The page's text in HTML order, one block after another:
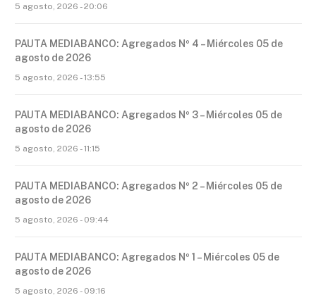
5 agosto, 2026 - 20:06
PAUTA MEDIABANCO: Agregados Nº 4 – Miércoles 05 de
agosto de 2026
5 agosto, 2026 - 13:55
PAUTA MEDIABANCO: Agregados Nº 3 – Miércoles 05 de
agosto de 2026
5 agosto, 2026 - 11:15
PAUTA MEDIABANCO: Agregados Nº 2 – Miércoles 05 de
agosto de 2026
5 agosto, 2026 - 09:44
PAUTA MEDIABANCO: Agregados Nº 1 – Miércoles 05 de
agosto de 2026
5 agosto, 2026 - 09:16